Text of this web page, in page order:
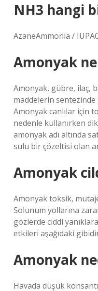
NH3 hangi
AzaneAmmonia /
Amonyak
Amonyak, gübre, ilaç,
maddelerin sentezinde
Amonyak canlılar için
nedenle kullanırken
amonyak adı altında
sulu bir çözeltisi olan
Amonyak
Amonyak toksik,
Solunum yollarına
gözlerde ciddi
etkileri aşağıdaki
Amonyak
Havada düşük